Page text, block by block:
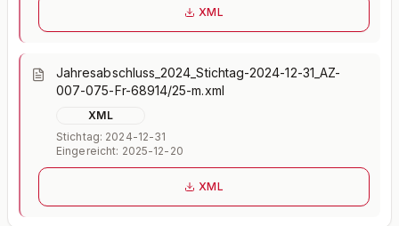
XML
Jahresabschluss_2024_Stichtag-2024-12-31_AZ-
007-075-Fr-68914/25-m.xml
XML
Stichtag: 2024-12-31
Eingereicht: 2025-12-20
XML